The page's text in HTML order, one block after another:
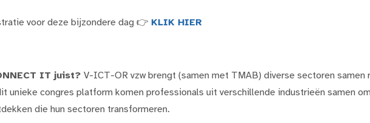
voor deze bijzondere dag 👉 KLIK HIER
IT juist? V-ICT-OR vzw brengt (samen met TMAB) diverse sectoren
unieke congres platform komen professionals uit verschillende industrieën samen
die hun sectoren transformeren.